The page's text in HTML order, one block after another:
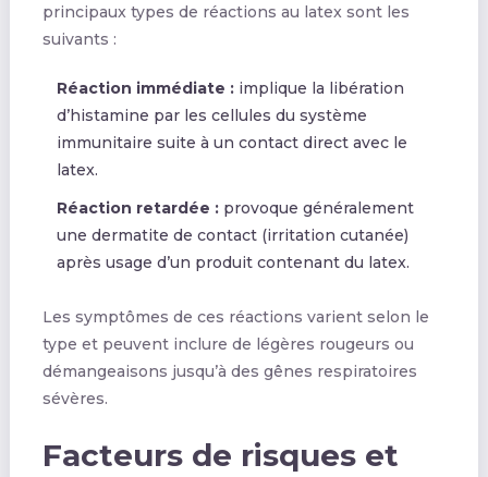
principaux types de réactions au latex sont les
suivants :
Réaction immédiate :implique la libération
d’histamine par les cellules du système
immunitaire suite à un contact direct avec le
latex.
Réaction retardée :provoque généralement
une dermatite de contact (irritation cutanée)
après usage d’un produit contenant du latex.
Les symptômes de ces réactions varient selon le
type et peuvent inclure de légères rougeurs ou
démangeaisons jusqu’à des gênes respiratoires
sévères.
Facteurs de risques et